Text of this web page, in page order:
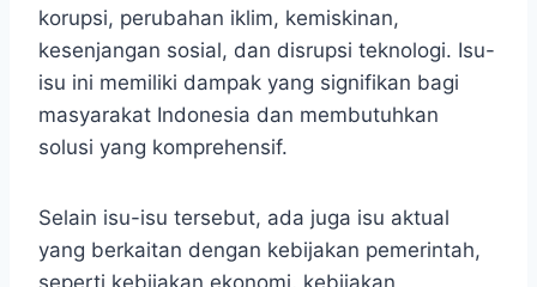
korupsi, perubahan iklim, kemiskinan,
kesenjangan sosial, dan disrupsi teknologi. Isu-
isu ini memiliki dampak yang signifikan bagi
masyarakat Indonesia dan membutuhkan
solusi yang komprehensif.
Selain isu-isu tersebut, ada juga isu aktual
yang berkaitan dengan kebijakan pemerintah,